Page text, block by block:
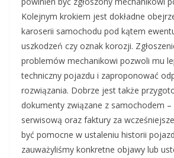
Kolejnym krokiem jest dokładne
karoserii samochodu pod kątem
uszkodzeń czy oznak korozji.
problemów mechanikowi pozwoli mu
techniczny pojazdu i zaproponować
rozwiązania. Dobrze jest także
dokumenty związane z samochodem –
serwisową oraz faktury za
być pomocne w ustaleniu historii
zauważyliśmy konkretne objawy lub